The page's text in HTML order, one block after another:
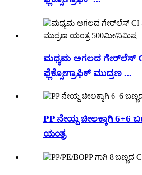
ಮಧ್ಯಮ ಅಗಲದ ಗೇರ್‌ಲೆಸ್
ಫ್ಲೆಕ್ಸೋಗ್ರಾಫಿಕ್ ಮುದ್ರಣ ...
PP ನೇಯ್ದ ಚೀಲಕ್ಕಾಗಿ 6+6
ಯಂತ್ರ